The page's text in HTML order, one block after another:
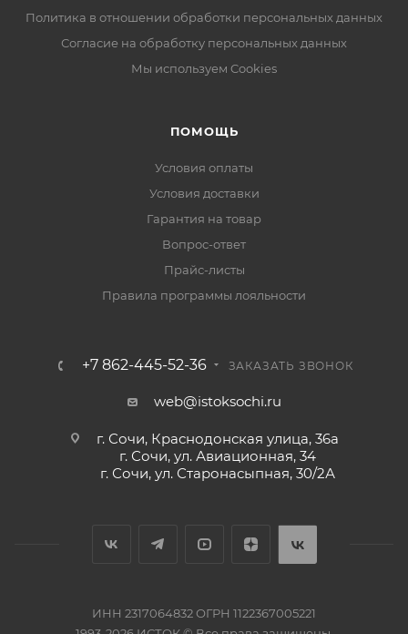
Политика в отношении обработки персональных данных
Согласие на обработку персональных данных
Мы используем Cookies
ПОМОЩЬ
Условия оплаты
Условия доставки
Гарантия на товар
Вопрос-ответ
Прайс-листы
Правила программы лояльности
+7 862-445-52-36 ЗАКАЗАТЬ ЗВОНОК
web@istoksochi.ru
г. Сочи, Краснодонская улица, 36а
г. Сочи, ул. Авиационная, 34
г. Сочи, ул. Старонасыпная, 30/2А
ИНН 2317064832 ОГРН 1122367005221